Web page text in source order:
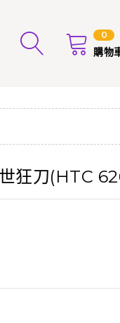
0
購物
狂刀(HTC